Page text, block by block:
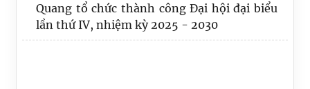
lần thứ IV, nhiệm kỳ 2025 - 2030